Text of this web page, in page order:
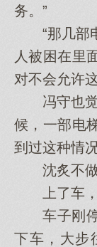
务。”
“那几部电
人被困在里
对不会允许
冯守也觉
候，一部电
到过这种情
沈炙不做
上了车，
车子刚停
下车，大步